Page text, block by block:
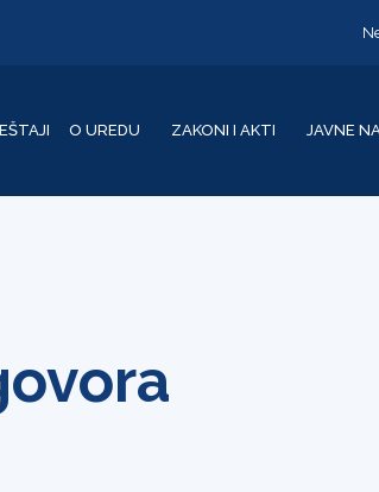
O UREDU ZAKONI I AKTI JAVNE